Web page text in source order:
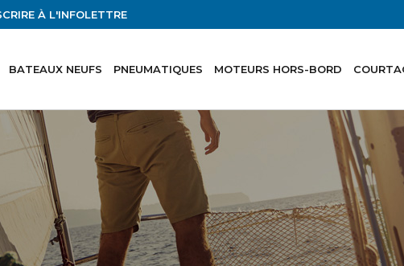
À L'INFOLETTRE
BATEAUX NEUFS PNEUMATIQUES MOTEURS HORS-BORD